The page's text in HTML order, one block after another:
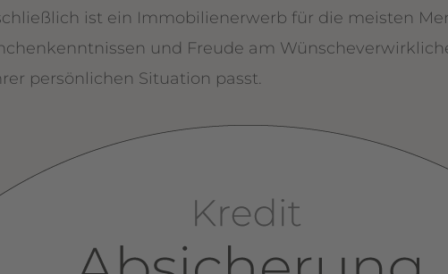
ist ein Immobilienerwerb für die meisten
und Freude am
persönlichen Situation passt.